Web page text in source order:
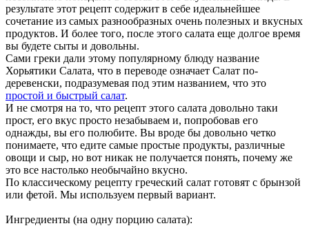
результате этот рецепт содержит в себе идеальнейшее
сочетание из самых разнообразных очень полезных и вкусных
продуктов. И более того, после этого салата еще долгое время
вы будете сыты и довольны.
Сами греки дали этому популярному блюду название
Хорьятики Салата, что в переводе означает Салат по-
деревенски, подразумевая под этим названием, что это
простой и быстрый салат.
И не смотря на то, что рецепт этого салата довольно таки
прост, его вкус просто незабываем и, попробовав его
однажды, вы его полюбите. Вы вроде бы довольно четко
понимаете, что едите самые простые продукты, различные
овощи и сыр, но вот никак не получается понять, почему же
это все настолько необычайно вкусно.
По классическому рецепту греческий салат готовят с брынзой
или фетой. Мы используем первый вариант.
Ингредиенты (на одну порцию салата):